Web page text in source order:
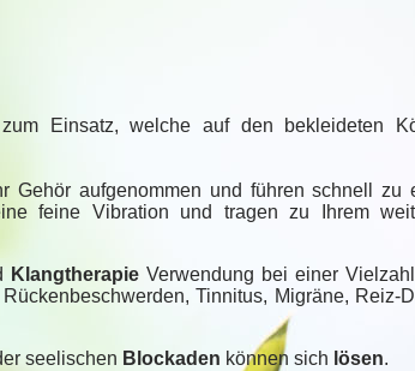
Einsatz, welche auf den bekleideten
Gehör aufgenommen und führen schnell zu
feine Vibration und tragen zu Ihrem
Klangtherapie Verwendung bei einer
Tinnitus, Migräne, Reiz-
seelischen Blockaden können sich lösen.